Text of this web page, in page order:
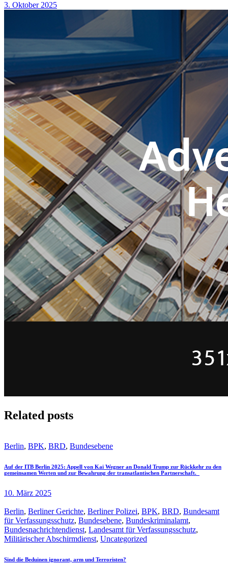
3. Oktober 2025
Related posts
Berlin, BPK, BRD, Bundesebene
Auf der ITB Berlin 2025: Appell von Kai Wegner an Donald Trump zur Rückkehr zu den
gemeinsamen Werten und zur Bewahrung der transatlantischen Partnerschaft.
10. März 2025
Berlin, Berliner Gerichte, Berliner Polizei, BPK, BRD, Bundesamt
für Verfassungsschutz, Bundesebene, Bundeskriminalamt,
Bundesnachrichtendienst, Landesamt für Verfassungsschutz,
Militärischer Abschirmdienst, Uncategorized
Sind die Beduinen ignorant, arm und Terroristen?